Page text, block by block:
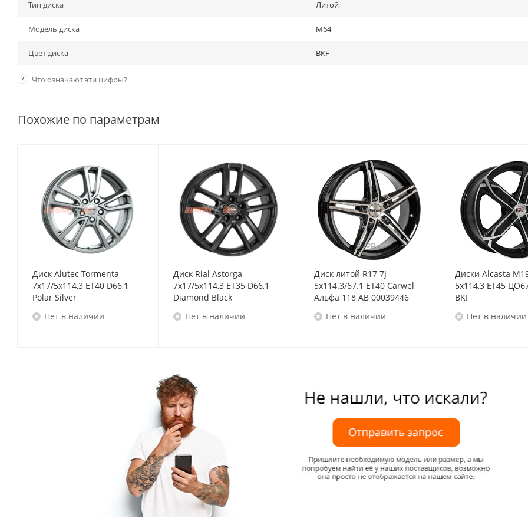
Тип диска Литой
Модель диска M64
Цвет диска BKF
? Что означают эти цифры?
Похожие по параметрам
Диск Alutec Tormenta
7x17/5x114,3 ET40 D66,1
Polar Silver
Нет в наличии
Диск Rial Astorga
7x17/5x114,3 ET35 D66,1
Diamond Black
Нет в наличии
Диск литой R17 7J
5x114.3/67.1 ET40 Carwel
Альфа 118 AB 00039446
Нет в наличии
Диски Alcasta
5x114,3 ET45
BKF
Нет в наличии